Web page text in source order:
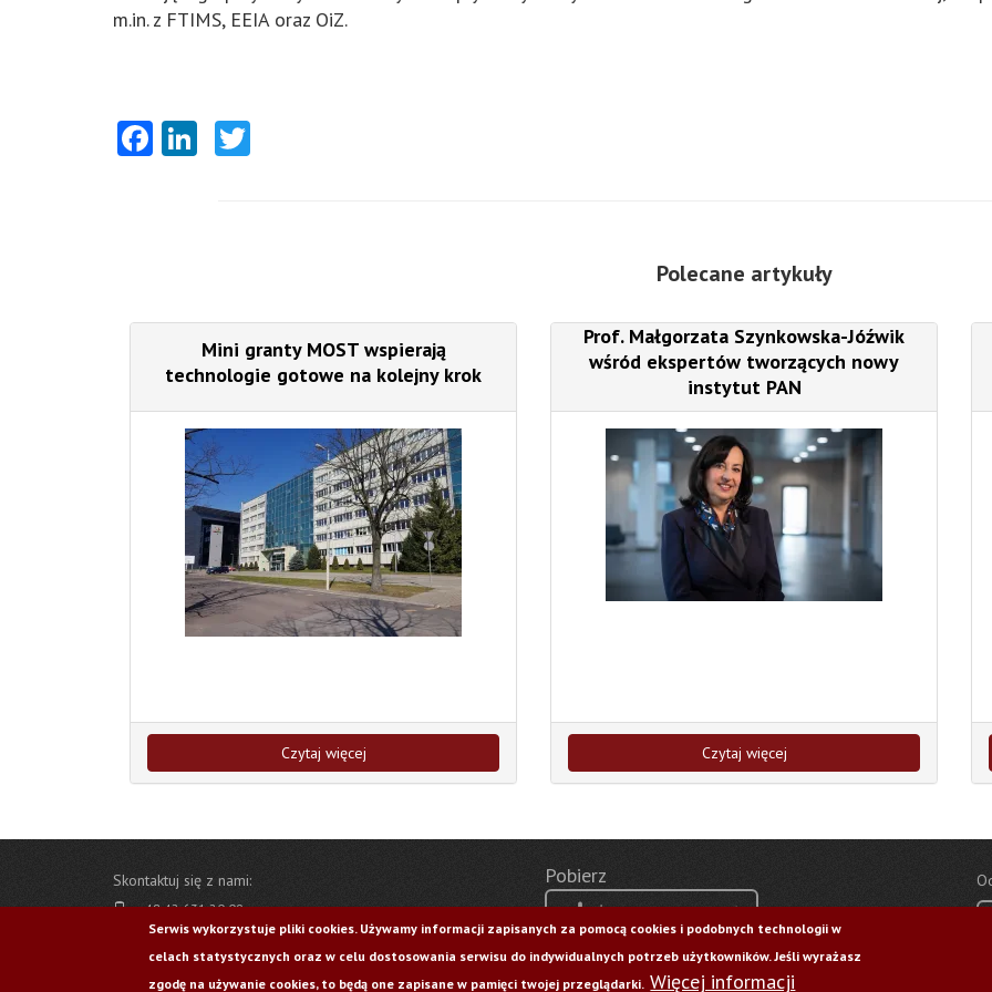
m.in. z FTIMS, EEIA oraz OiZ.
Facebook
LinkedIn
Polecane artykuły
Mini granty MOST wspierają
technologie gotowe na kolejny krok
Czytaj więcej
Prof. Małgorzata Szynkowska-Jóźwik
wśród ekspertów tworzących nowy
instytut PAN
Czytaj więcej
Skontaktuj się z nami:
+48 42 631 20 09
ewa.chojnacka@p.lodz.pl
ul. Ks. I. Skorupki 6/8, 90-924 Łódź
Pobierz
Życie Uczelni nr 176
Serwis wykorzystuje pliki cookies. Używamy informacji zapisanych za pomocą cookies i podobnych technologii w
celach statystycznych oraz w celu dostosowania serwisu do indywidualnych potrzeb użytkowników. Jeśli wyrażasz
zgodę na używanie cookies, to będą one zapisane w pamięci twojej przeglądarki. Więcej informacji